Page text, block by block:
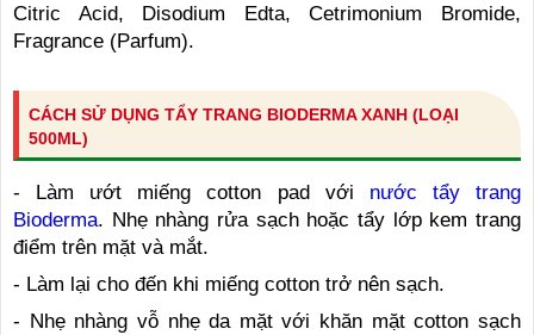
Citric Acid, Disodium Edta, Cetrimonium Bromide,
Fragrance (Parfum).
CÁCH SỬ DỤNG TẨY TRANG BIODERMA XANH (LOẠI
500ML)
- Làm ướt miếng cotton pad với nước tẩy trang
Bioderma. Nhẹ nhàng rửa sạch hoặc tẩy lớp kem trang
điểm trên mặt và mắt.
- Làm lại cho đến khi miếng cotton trở nên sạch.
- Nhẹ nhàng vỗ nhẹ da mặt với khăn mặt cotton sạch